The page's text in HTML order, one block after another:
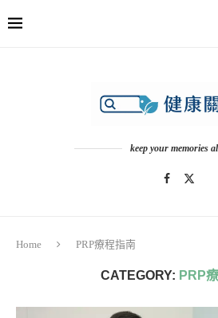
keep your memories
Home PRP療程指南
CATEGORY: PRP